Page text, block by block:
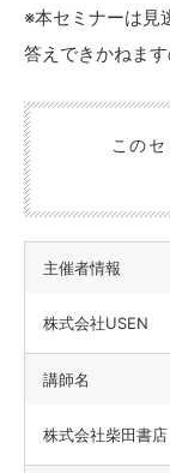
※本セミナーは見
答えできかねます
この
主催者情報
株式会社USEN
講師名
株式会社柴田書